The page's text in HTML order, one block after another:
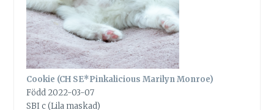
Cookie (CH SE*Pinkalicious Marilyn Monroe)
Född 2022-03-07
SBI c (Lila maskad)